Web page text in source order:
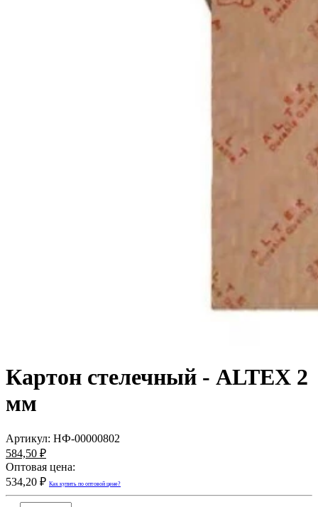
Картон стелечный - ALTEX 2
мм
Артикул: НФ-00000802
584,50 ₽
Оптовая цена:
534,20 ₽ Как купить по оптовой цене?